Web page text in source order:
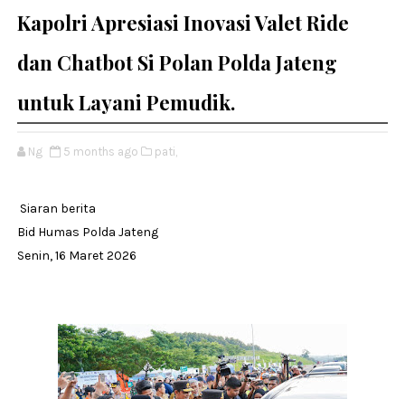
Kapolri Apresiasi Inovasi Valet Ride
dan Chatbot Si Polan Polda Jateng
untuk Layani Pemudik.
Ng 5 months ago pati,
Siaran berita
Bid Humas Polda Jateng
Senin, 16 Maret 2026